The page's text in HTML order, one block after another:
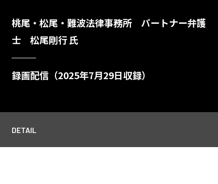
桃尾・松尾・難波法律事務所 パートナー弁護
士 松尾剛行 氏
録画配信（2025年7月29日収録）
DETAIL